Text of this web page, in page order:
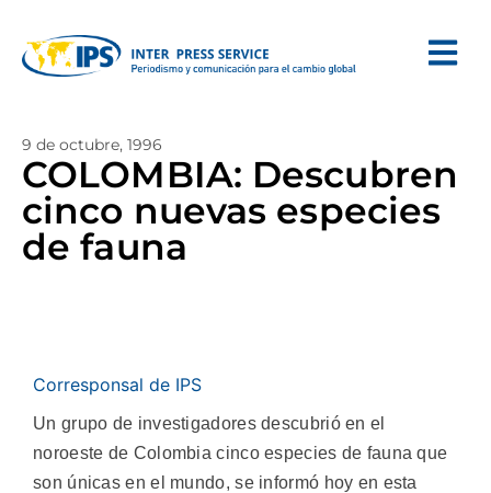
9 de octubre, 1996
COLOMBIA: Descubren
cinco nuevas especies
de fauna
Corresponsal de IPS
Un grupo de investigadores descubrió en el
noroeste de Colombia cinco especies de fauna que
son únicas en el mundo, se informó hoy en esta